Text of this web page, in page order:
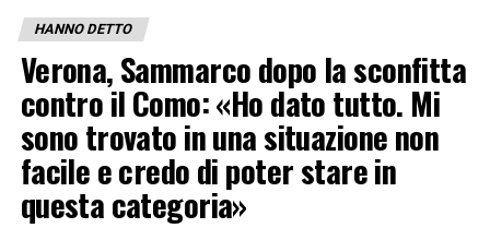
HANNO DETTO
Verona, Sammarco dopo la sconfitta
contro il Como: «Ho dato tutto. Mi
sono trovato in una situazione non
facile e credo di poter stare in
questa categoria»